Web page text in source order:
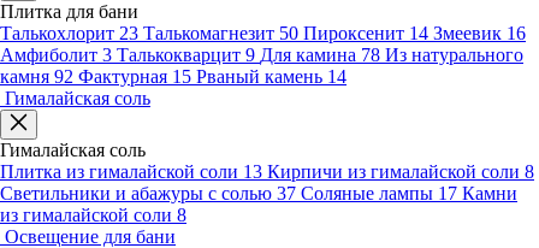
Плитка для бани
Талькохлорит 23 Талькомагнезит 50 Пироксенит 14 Змеевик 16
Амфиболит 3 Талькокварцит 9 Для камина 78 Из натурального
камня 92 Фактурная 15 Рваный камень 14
Гималайская соль
Гималайская соль
Плитка из гималайской соли 13 Кирпичи из гималайской соли 8
Светильники и абажуры с солью 37 Соляные лампы 17 Камни
из гималайской соли 8
Освещение для бани